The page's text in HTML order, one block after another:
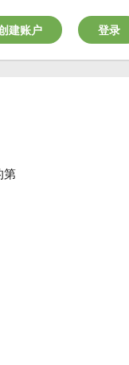
建账户 登录
第